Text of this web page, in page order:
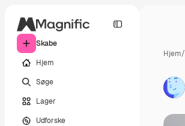
Skabe
Hjem
Søge
Lager
Udforske
Hjem/